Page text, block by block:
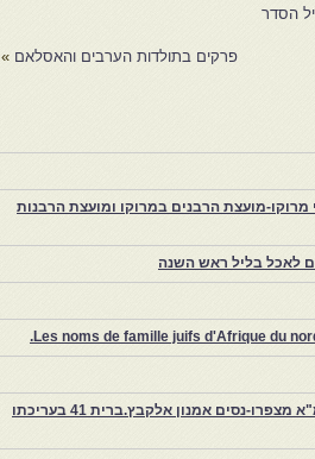
הסדר
פרקים בתולדות הערבים והאסלאם »
מועצת הרבנים במרוקו ומועצת הרבנות
לאכל בליל ראש השנה
Les noms de famille juifs d'Afrique du
צפרו – קהילה יהודית קטנה במרוקו, ויצירת חכמיה חובקת עולם.הרמ"א מצפרו-נסים אמנון אלקבץ.ברית 41 בעריכתו